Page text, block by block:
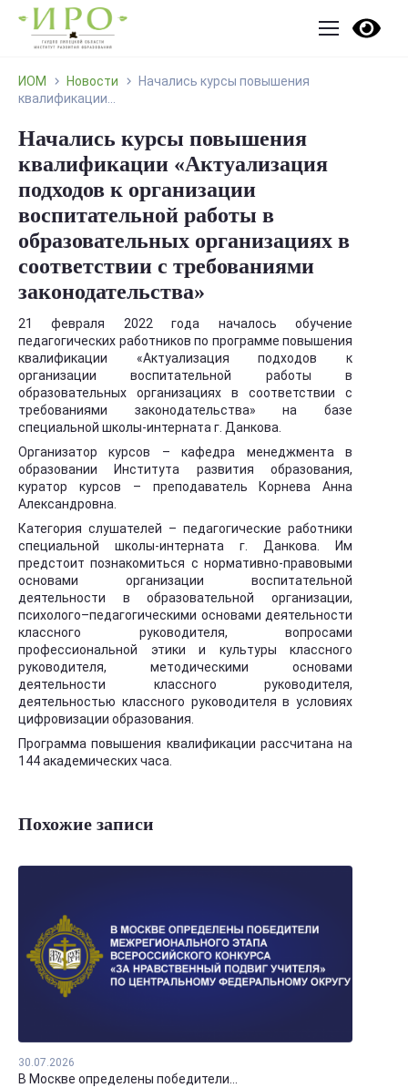
ИОМ Новости
Начались курсы повышения
квалификации...
Начались курсы повышения
квалификации «Актуализация
подходов к организации
воспитательной работы в
образовательных организациях в
соответствии с требованиями
законодательства»
21 февраля 2022 года началось обучение
педагогических работников по программе повышения
квалификации «Актуализация подходов к
организации воспитательной работы в
образовательных организациях в соответствии с
требованиями законодательства» на базе
специальной школы-интерната г. Данкова.
Организатор курсов – кафедра менеджмента в
образовании Института развития образования,
куратор курсов – преподаватель Корнева Анна
Александровна.
Категория слушателей – педагогические работники
специальной школы-интерната г. Данкова. Им
предстоит познакомиться с нормативно-правовыми
основами организации воспитательной
деятельности в образовательной организации,
психолого–педагогическими основами деятельности
классного руководителя, вопросами
профессиональной этики и культуры классного
руководителя, методическими основами
деятельности классного руководителя,
деятельностью классного руководителя в условиях
цифровизации образования.
Программа повышения квалификации рассчитана на
144 академических часа.
Похожие записи
30.07.2026
В Москве определены победители...